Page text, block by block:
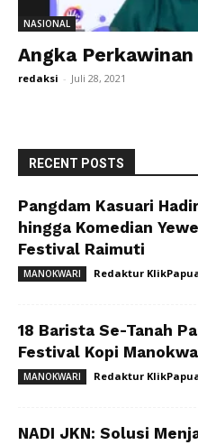
NASIONAL
Angka
redaksi - Juli 28, 2021
RECENT POSTS
Pangdam Kasuari
hingga Komedian
Festival Raimuti
MANOKWARI Redaktur
18 Barista Se-Tanah
Festival Kopi
MANOKWARI Redaktur
NADI JKN: Solusi